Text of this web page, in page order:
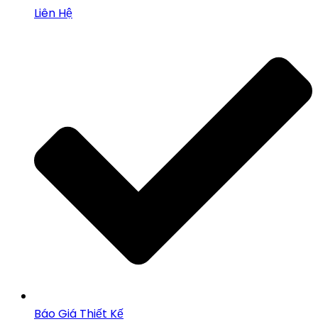
Liên Hệ
Báo Giá Thiết Kế